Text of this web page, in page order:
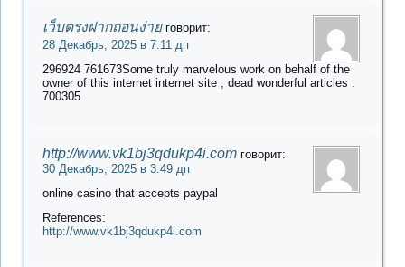
เว็บตรงฝากถอนง่าย говорит:
28 Декабрь, 2025 в 7:11 дп
296924 761673Some truly marvelous work on behalf of the
owner of this internet internet site , dead wonderful articles .
700305
http://www.vk1bj3qdukp4i.com говорит:
30 Декабрь, 2025 в 3:49 дп
online casino that accepts paypal
References:
http://www.vk1bj3qdukp4i.com